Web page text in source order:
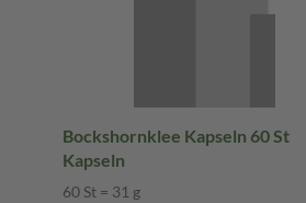
Bockshornklee Kapseln 60 St
Kapseln
60 St = 31 g